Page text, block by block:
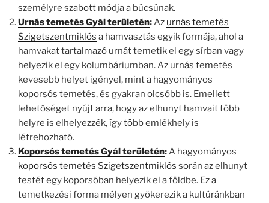
személyre szabott módja a búcsúnak.
Urnás temetés Gyál területén:Az urnás temetés
Szigetszentmiklós a hamvasztás egyik formája, ahol a
hamvakat tartalmazó urnát temetik el egy sírban vagy
helyezik el egy kolumbáriumban. Az urnás temetés
kevesebb helyet igényel, mint a hagyományos
koporsós temetés, és gyakran olcsóbb is. Emellett
lehetőséget nyújt arra, hogy az elhunyt hamvait több
helyre is elhelyezzék, így több emlékhely is
létrehozható.
Koporsós temetés Gyál területén:A hagyományos
koporsós temetés Szigetszentmiklós során az elhunyt
testét egy koporsóban helyezik el a földbe. Ez a
temetkezési forma mélyen gyökerezik a kultúránkban